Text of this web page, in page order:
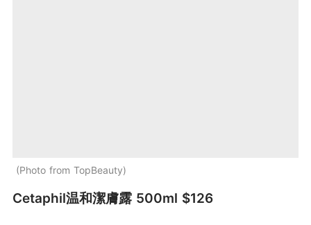
Photo from TopBeauty
Cetaphil温和潔膚露 500ml $126